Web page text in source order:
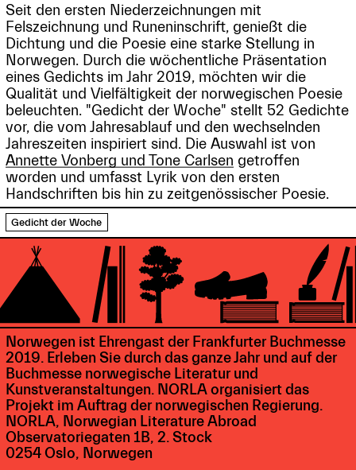
Seit den ersten Niederzeichnungen mit
Felszeichnung und Runeninschrift, genießt die
Dichtung und die Poesie eine starke Stellung in
Norwegen. Durch die wöchentliche Präsentation
eines Gedichts im Jahr 2019, möchten wir die
Qualität und Vielfältigkeit der norwegischen Poesie
beleuchten. "Gedicht der Woche" stellt 52 Gedichte
vor, die vom Jahresablauf und den wechselnden
Jahreszeiten inspiriert sind. Die Auswahl ist von
Annette Vonberg und Tone Carlsen getroffen
worden und umfasst Lyrik von den ersten
Handschriften bis hin zu zeitgenössischer Poesie.
Gedicht der Woche
Norwegen ist Ehrengast der Frankfurter Buchmesse
2019. Erleben Sie durch das ganze Jahr und auf der
Buchmesse norwegische Literatur und
Kunstveranstaltungen. NORLA organisiert das
Projekt im Auftrag der norwegischen Regierung.
NORLA, Norwegian Literature Abroad
Observatoriegaten 1B, 2. Stock
0254 Oslo, Norwegen